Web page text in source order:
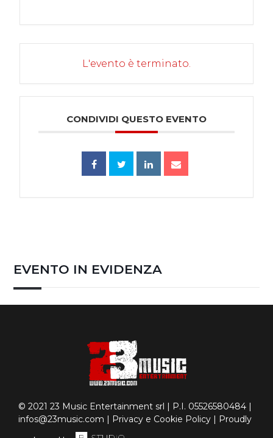
L'evento è terminato.
CONDIVIDI QUESTO EVENTO
EVENTO IN EVIDENZA
© 2021 23 Music Entertainment srl | P.I. 05526580484 |
infos@23music.com
Privacy e Cookie Policy
| Proudly